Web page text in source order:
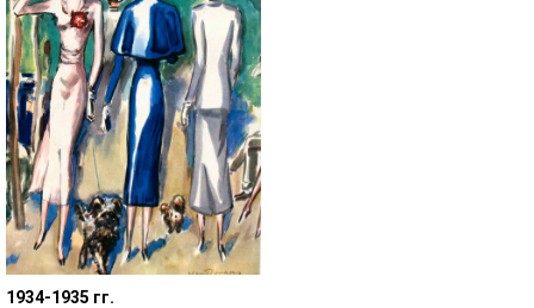
1934-1935 гг.